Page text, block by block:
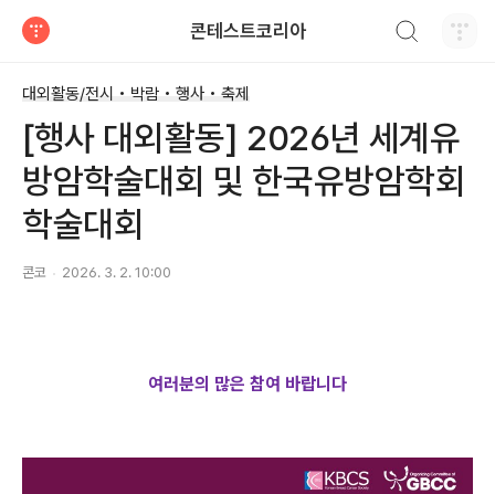
콘테스트코리아
대외활동/전시 • 박람 • 행사 • 축제
[행사 대외활동] 2026년 세계유
방암학술대회 및 한국유방암학회
학술대회
콘코 2026. 3. 2. 10:00
여러분의 많은 참여 바랍니다